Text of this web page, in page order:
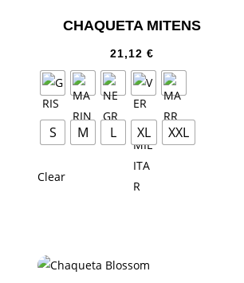
CHAQUETA MITENS
21,12€
S M L XL XXL
Clear